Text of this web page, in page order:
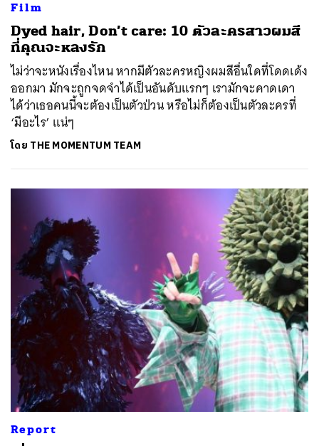
Film
Dyed hair, Don’t care: 10 ตัวละครสาวผมสี
ที่คุณจะหลงรัก
ไม่ว่าจะหนังเรื่องไหน หากมีตัวละครหญิงผมสีอื่นใดที่โดดเด้ง
ออกมา มักจะถูกจดจำได้เป็นอันดับแรกๆ เรามักจะคาดเดา
ได้ว่าเธอคนนี้จะต้องเป็นตัวป่วน หรือไม่ก็ต้องเป็นตัวละครที่
‘มีอะไร’ แน่ๆ
โดย THE MOMENTUM TEAM
Report